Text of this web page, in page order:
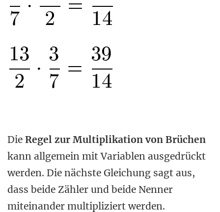
Die Regel zur Multiplikation von Brüchen
kann allgemein mit Variablen ausgedrückt
werden. Die nächste Gleichung sagt aus,
dass beide Zähler und beide Nenner
miteinander multipliziert werden.